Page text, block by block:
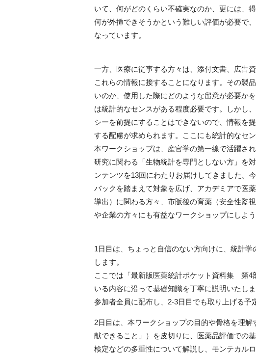
いて、何がどのくらい不確実なのか、更には、
何が外挿できそうかという難しい評価が必要で
なっています。
一方、医療に従事する方々は、添付文書、広告
これらの情報に接することになります。その製
いのか、使用した際にどのような留意が必要か
は統計的なセンスがある程度必要です。しかし
シーを前提にすることはできないので、情報を
する配慮が求められます。ここにも統計的なセン
本ワークショップは、産官学の第一線で活躍さ
研究に関わる「生物統計を専門としない方」を
ンテンツを13回にわたりお届けしてきました。
バックを踏まえて対象を広げ、アカデミアで医
導出）に関わる方々、市販後の育薬（安全性監
や企業の方々にも有益なワークショップにしよ
1日目は、ちょっと自信のない方向けに、統計
します。
ここでは「最新版医薬統計ポケット資料集 第4
いる内容に沿って基礎知識を丁寧に説明いたし
参加者全員に配布し、2-3日目でも取り上げる予
2日目は、本ワークショップの目的や骨格を理
献できること」）を皮切りに、医薬品評価での
検定などの多重性について解説し、モンテカル